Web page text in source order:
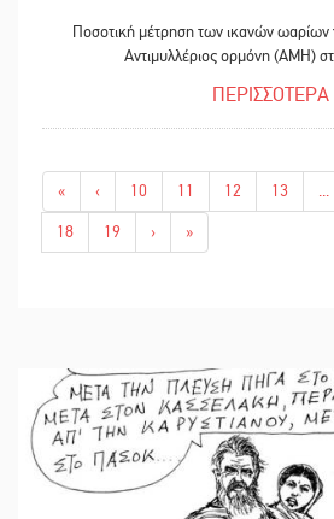
Ποσοτική μέτρηση των ικανών ωαρίων
Αντιμυλλέριος ορμόνη (ΑΜΗ)
ΠΕΡΙΣΣΟΤΕΡΑ
« ‹ 10 11 12 13 ...
18
19 › »